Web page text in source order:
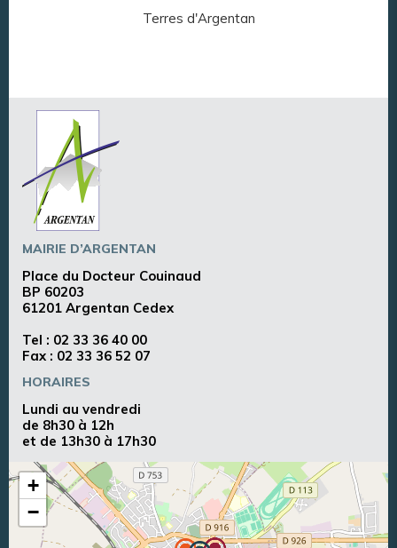
Terres d'Argentan
MAIRIE D’ARGENTAN
Place du Docteur Couinaud
BP 60203
61201 Argentan Cedex
Tel : 02 33 36 40 00
Fax : 02 33 36 52 07
HORAIRES
Lundi au vendredi
de 8h30 à 12h
et de 13h30 à 17h30
+
−